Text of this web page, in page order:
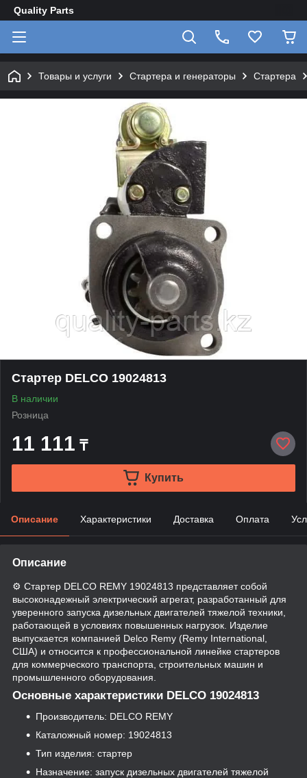
Quality Parts
Товары и услуги Стартера и генераторы Стартера
Стартер DELCO 19024813
В наличии
Розница
11 111 ₸
Купить
Описание Характеристики Доставка Оплата
Описание
⚙️ Стартер DELCO REMY 19024813 представляет собой
высоконадежный электрический агрегат, разработанный для
уверенного запуска дизельных двигателей тяжелой техники,
работающей в условиях повышенных нагрузок. Изделие
выпускается компанией Delco Remy (Remy International,
США) и относится к профессиональной линейке стартеров
для коммерческого транспорта, строительных машин и
промышленного оборудования.
Основные характеристики DELCO 19024813
Производитель: DELCO REMY
Каталожный номер: 19024813
Тип изделия: стартер
Назначение: запуск дизельных двигателей тяжелой